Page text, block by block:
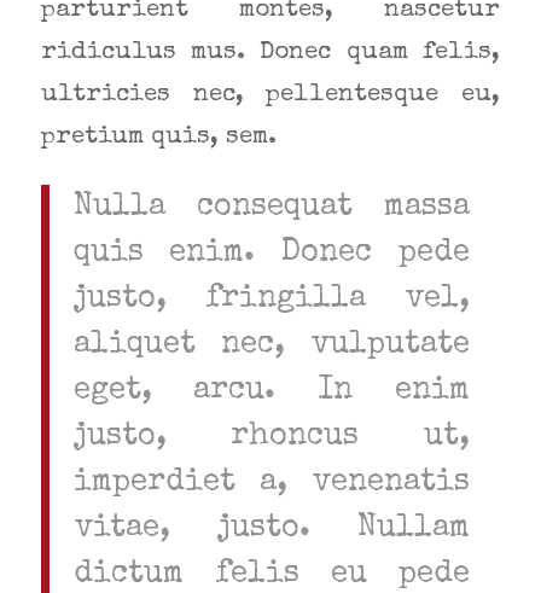
parturient montes, nascetur
ridiculus mus. Donec quam felis,
ultricies nec, pellentesque eu,
pretium quis, sem.
Nulla consequat massa
quis enim. Donec pede
justo, fringilla vel,
aliquet nec, vulputate
eget, arcu. In enim
justo, rhoncus ut,
imperdiet a, venenatis
vitae, justo. Nullam
dictum felis eu pede